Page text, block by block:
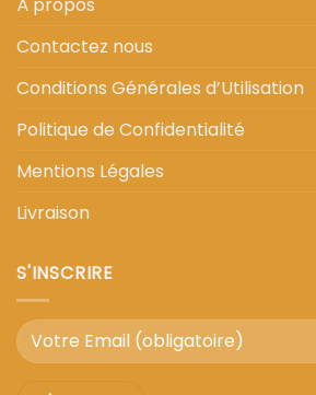
Contactez nous
Conditions Générales d’Utilisation
Politique de Confidentialité
Mentions Légales
Livraison
S'INSCRIRE